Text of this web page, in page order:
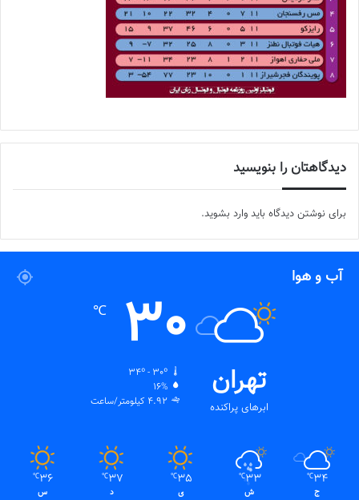
دیدگاهتان را بنویسید
برای نوشتن دیدگاه باید وارد بشوید.
آب و هوا
تهران
ابرهای پراکنده
30
℃
34º - 30º
16%
4.92 کیلومتر/ساعت
34
℃
ج
33
℃
ش
35
℃
ی
37
℃
د
36
℃
س